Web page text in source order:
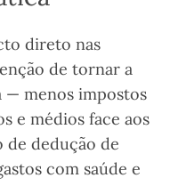
direto nas
de tornar a
— menos impostos
e médios face aos
de dedução de
com saúde e